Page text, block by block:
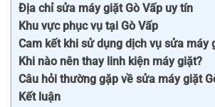
Địa chỉ sửa máy giặt Gò Vấp uy tín
Khu vực phục vụ tại Gò Vấp
Cam kết khi sử dụng dịch vụ sửa máy
Khi nào nên thay linh kiện máy giặt?
Câu hỏi thường gặp về sửa máy giặt
Kết luận